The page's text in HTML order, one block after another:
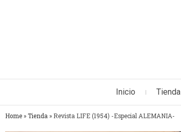
Inicio Tienda
Home » Tienda » Revista LIFE (1954) -Especial ALEMANIA-